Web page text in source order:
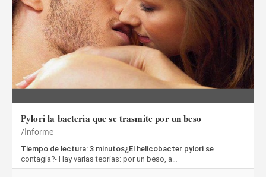
Pylori la bacteria que se trasmite por un beso
Informe
Tiempo de lectura: 3 minutos¿El helicobacter pylori se
contagia?- Hay varias teorías: por un beso, a…